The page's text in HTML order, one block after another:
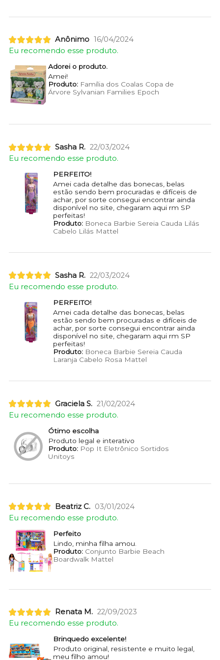
Anônimo 16/04/2024
Eu recomendo esse produto.
Adorei o produto.
Amei!
Produto:Família dos Coalas Copa de
Árvore Sylvanian Families Epoch
Sasha R. 22/03/2024
Eu recomendo esse produto.
PERFEITO!
Amei cada detalhe das bonecas, belas
estão sendo bem procuradas e difíceis de
achar, por sorte consegui encontrar ainda
disponível no site, chegaram aqui rm SP
perfeitas!
Produto:Boneca Barbie Sereia Cauda Lilás
Cabelo Lilás Mattel
Sasha R. 22/03/2024
Eu recomendo esse produto.
PERFEITO!
Amei cada detalhe das bonecas, belas
estão sendo bem procuradas e difíceis de
achar, por sorte consegui encontrar ainda
disponível no site, chegaram aqui rm SP
perfeitas!
Produto:Boneca Barbie Sereia Cauda
Laranja Cabelo Rosa Mattel
Graciela S. 21/02/2024
Eu recomendo esse produto.
Ótimo escolha
Produto legal e interativo
Produto:Pop It Eletrônico Sortidos
Unitoys
Beatriz C. 03/01/2024
Eu recomendo esse produto.
Perfeito
Lindo, minha filha amou.
Produto:Conjunto Barbie Beach
Boardwalk Mattel
Renata M. 22/09/2023
Eu recomendo esse produto.
Brinquedo excelente!
Produto original, resistente e muito legal,
meu filho amou!